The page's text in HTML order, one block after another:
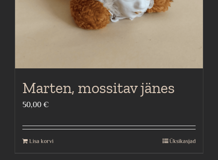
Marten, mossitav jänes
50,00 €
Lisa korvi Üksikasjad